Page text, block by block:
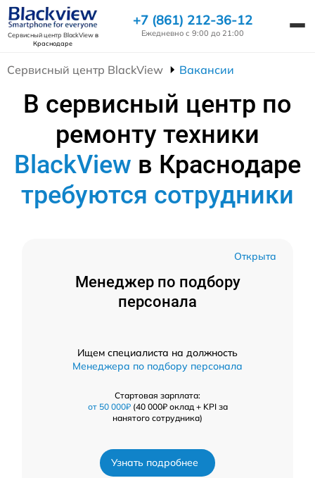
Сервисный центр BlackViewв
Краснодаре
+7 (861) 212-36-12
Ежедневно с 9:00 до 21:00
Сервисный центр BlackView Вакансии
В сервисный центр по
ремонту техники
BlackView в Краснодаре
требуются сотрудники
Открыта
Менеджер по подбору
персонала
Ищем специалиста на должность
Менеджера по подбору персонала
Стартовая зарплата:
от 50 000₽(40 000₽ оклад + KPI за
нанятого сотрудника)
Узнать подробнее